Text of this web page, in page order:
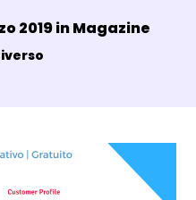
2019 inMagazine